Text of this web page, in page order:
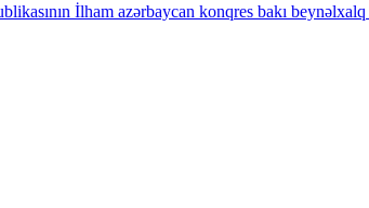
İlham azərbaycan konqres bakı beynəlxalq